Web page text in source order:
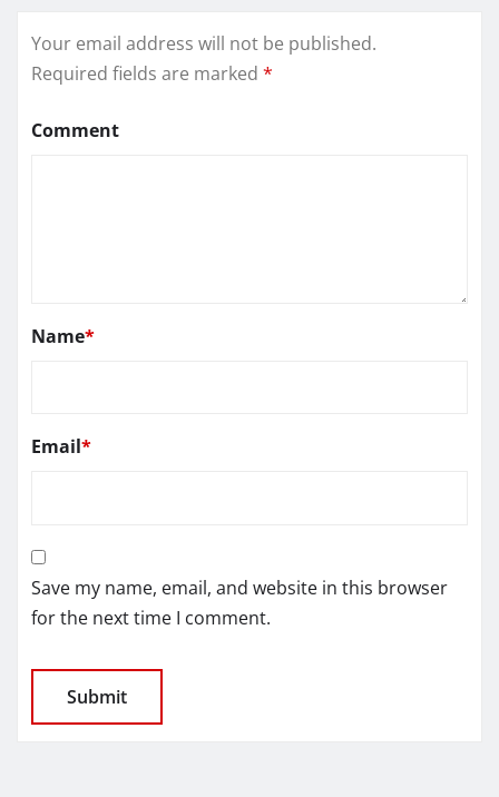
Your email address will not be published.
Required fields are marked *
Comment
Name*
Email*
Save my name, email, and website in this browser
for the next time I comment.